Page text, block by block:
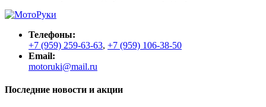
Телефоны:
+7 (959) 259-63-63, +7 (959) 106-38-50
Email:
motoruki@mail.ru
Последние новости и акции